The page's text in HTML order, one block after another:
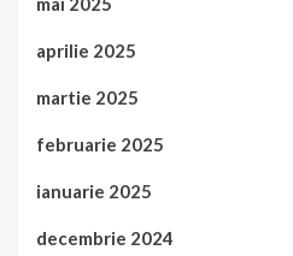
aprilie 2025
martie 2025
februarie 2025
ianuarie 2025
decembrie 2024